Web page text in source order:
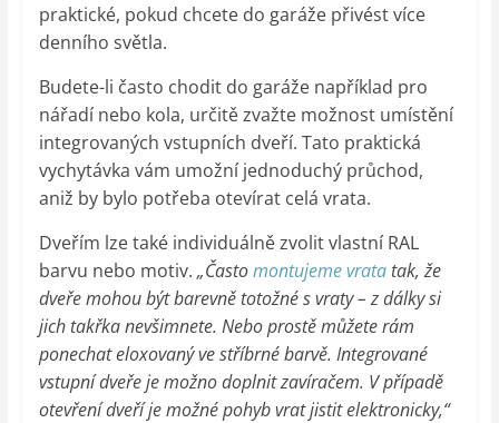
praktické, pokud chcete do garáže přivést více
denního světla.
Budete-li často chodit do garáže například pro
nářadí nebo kola, určitě zvažte možnost umístění
integrovaných vstupních dveří. Tato praktická
vychytávka vám umožní jednoduchý průchod,
aniž by bylo potřeba otevírat celá vrata.
Dveřím lze také individuálně zvolit vlastní RAL
barvu nebo motiv. „Častomontujeme vratatak, že
dveře mohou být barevně totožné s vraty – z dálky si
jich takřka nevšimnete. Nebo prostě můžete rám
ponechat eloxovaný ve stříbrné barvě. Integrované
vstupní dveře je možno doplnit zavíračem. V případě
otevření dveří je možné pohyb vrat jistit elektronicky,“